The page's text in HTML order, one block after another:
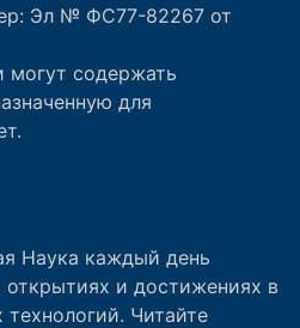
Эл № ФС77-82267 от
могут содержать
для
Наука каждый день
и достижениях в
Читайте